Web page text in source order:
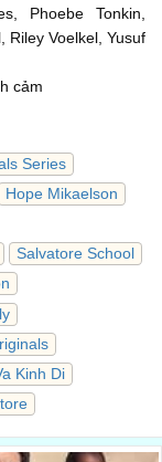
khá hơn,
01:11
Phoebe Tonkin,
Riley Voelkel, Yusuf
cảm
Series
Hope Mikaelson
Salvatore School
Kinh Di